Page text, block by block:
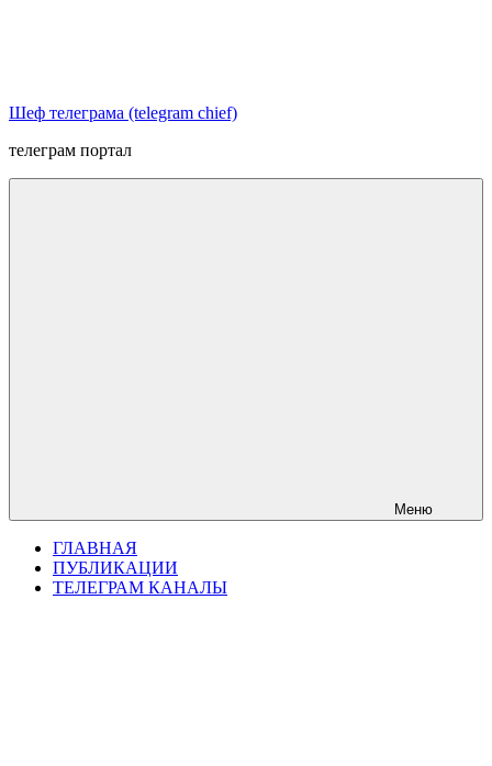
Шеф телеграма (telegram chief)
телеграм портал
Меню
ГЛАВНАЯ
ПУБЛИКАЦИИ
ТЕЛЕГРАМ КАНАЛЫ